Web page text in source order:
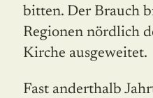
bitten. Der Brauch
Regionen nördlich
Kirche ausgeweitet.
Fast anderthalb